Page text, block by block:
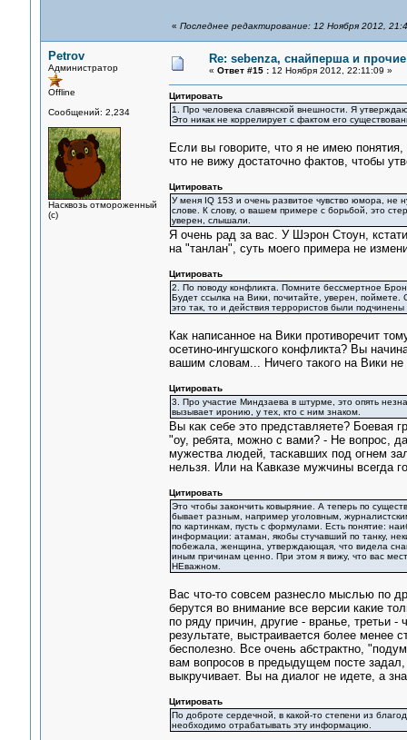
« Последнее редактирование: 12 Ноября 2012,
Petrov
Администратор
Offline
Сообщений: 2,234
Насквозь отмороженный
(с)
Re: sebenza, снайперша и
« Ответ #15 :12 Ноября 2012, 22:11:09 »
Цитировать
1. Про человека славянской внешности. Я
Это никак не коррелирует с фактом его
Если вы говорите, что я не имею
что не вижу достаточно фактов, чтобы
Цитировать
У меня IQ 153 и очень развитое чувство юмора, не
слове. К слову, о вашем примере с борьбой, это
уверен, слышали.
Я очень рад за вас. У Шэрон Стоун,
на "танлан", суть моего примера не
Цитировать
2. По поводу конфликта. Помните бессмертное
Будет ссылка на Вики, почитайте, уверен,
это так, то и действия террористов были подчинены
Как написанное на Вики противоречит
осетино-ингушского конфликта? Вы
вашим словам... Ничего такого на Вики
Цитировать
3. Про участие Миндзаева в штурме, это опять
вызывает иронию, у тех, кто с ним знаком.
Вы как себе это представляете? Боевая
"оу, ребята, можно с вами? - Не вопрос,
мужества людей, таскавших под огнем
нельзя. Или на Кавказе мужчины всегда
Цитировать
Это чтобы закончить ковыряние. А теперь по
бывает разным, например уголовным,
по картинкам, пусть с формулами. Есть понятие:
информации: атаман, якобы стучавший по танку,
побежала, женщина, утверждающая, что видела
иным причинам ценно. При этом я вижу, что вас
НЕважном.
Вас что-то совсем разнесло мыслью по
берутся во внимание все версии какие
по ряду причин, другие - вранье, третьи
результате, выстраивается более менее
бесполезно. Все очень абстрактно,
вам вопросов в предыдущем посте задал,
выкручивает. Вы на диалог не идете, а
Цитировать
По доброте сердечной, в какой-то степени из
необходимо отрабатывать эту информацию.